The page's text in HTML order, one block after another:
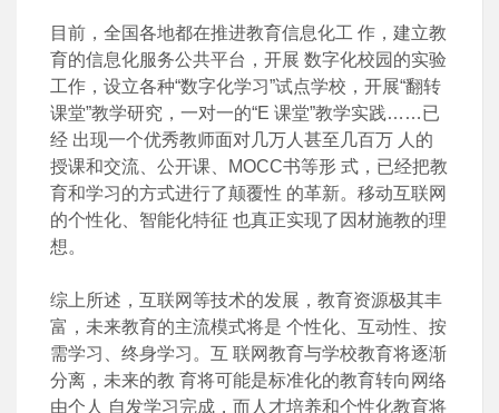
目前，全国各地都在推进教育信息化工 作，建立教
育的信息化服务公共平台，开展 数字化校园的实验
工作，设立各种“数字化学习”试点学校，开展“翻转
课堂”教学研究，一对一的“E 课堂”教学实践……已
经 出现一个优秀教师面对几万人甚至几百万 人的
授课和交流、公开课、MOCC书等形 式，已经把教
育和学习的方式进行了颠覆性 的革新。移动互联网
的个性化、智能化特征 也真正实现了因材施教的理
想。
综上所述，互联网等技术的发展，教育资源极其丰
富，未来教育的主流模式将是 个性化、互动性、按
需学习、终身学习。互 联网教育与学校教育将逐渐
分离，未来的教 育将可能是标准化的教育转向网络
由个人 自发学习完成，而人才培养和个性化教育将